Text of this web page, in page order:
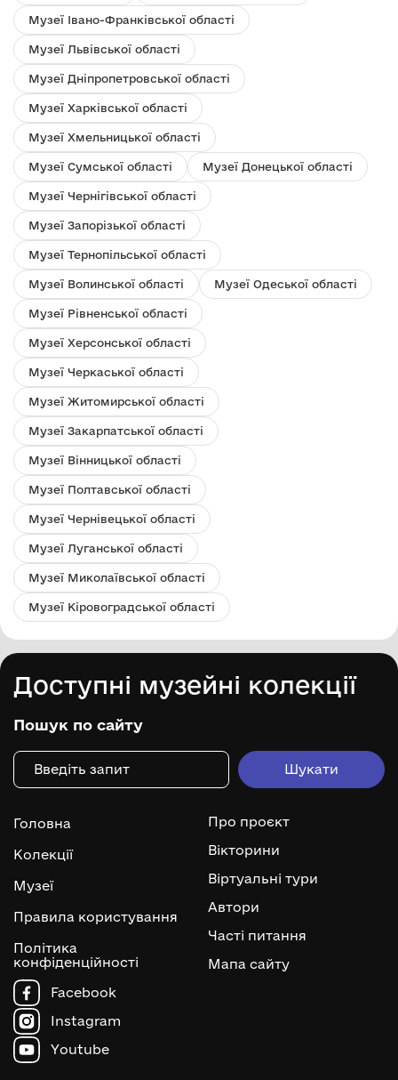
Музеї Івано-Франківської області
Музеї Львівської області
Музеї Дніпропетровської області
Музеї Харківської області
Музеї Хмельницької області
Музеї Сумської області Музеї Донецької області
Музеї Чернігівської області
Музеї Запорізької області
Музеї Тернопільської області
Музеї Волинської області Музеї Одеської області
Музеї Рівненської області
Музеї Херсонської області
Музеї Черкаської області
Музеї Житомирської області
Музеї Закарпатської області
Музеї Вінницької області
Музеї Полтавської області
Музеї Чернівецької області
Музеї Луганської області
Музеї Миколаївської області
Музеї Кіровоградської області
Доступні музейні колекції
Пошук по сайту
Головна
Колекції
Музеї
Правила користування
Політика
конфіденційності
Про проєкт
Вікторини
Віртуальні тури
Автори
Часті питання
Мапа сайту
Facebook
Instagram
Youtube